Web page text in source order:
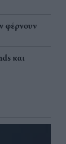
φέρνουν
και